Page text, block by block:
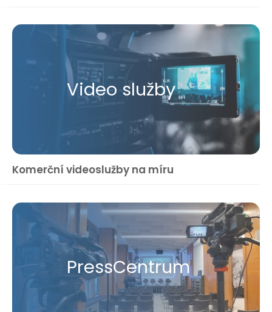
Video služby
Komerční videoslužby na míru
Press​Centrum